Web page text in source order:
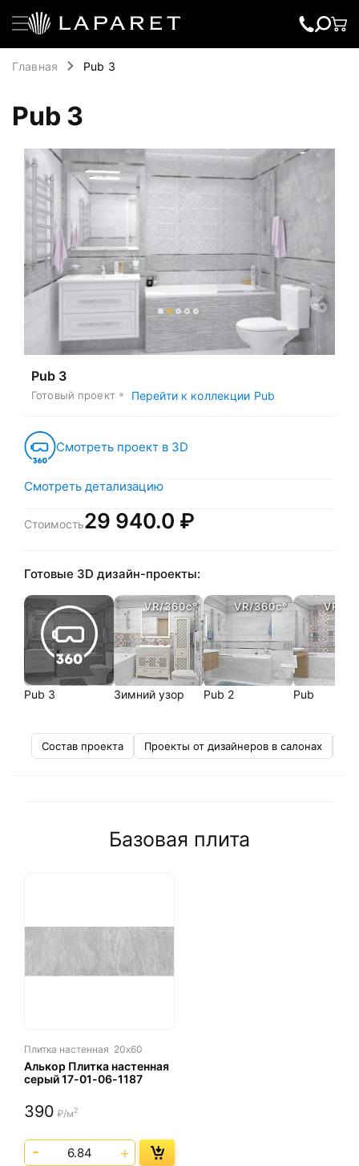
Главная Pub 3
Pub 3
Pub 3
Готовый проект Перейти к коллекции Pub
Стоимость29 940.0 ₽
Смотреть детализацию
Смотреть проект в 3D
Готовые 3D дизайн-проекты:
Pub 3
VR/360c°
Зимний узор
VR/360c°
Pub 2
VR/
Pub
Состав проекта Проекты от дизайнеров в салонах
Базовая плита
Плитка настенная 20х60
Алькор Плитка настенная
серый 17-01-06-1187
390 ₽/м2